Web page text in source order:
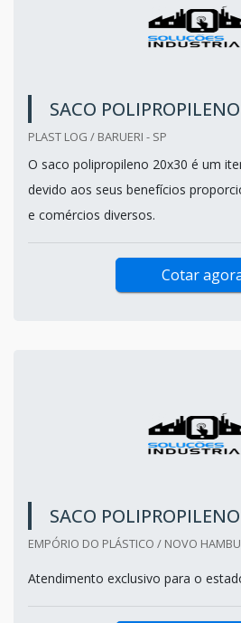
SACO
PLAST LOG / BARUERI - SP
O saco polipropileno 20x30 é um
devido aos seus benefícios
e comércios diversos.
Cotar
SACO
EMPÓRIO DO PLÁSTICO / NOVO
Atendimento exclusivo para o